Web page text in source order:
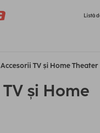
Listă
Accesorii TV și Home Theater
și Home